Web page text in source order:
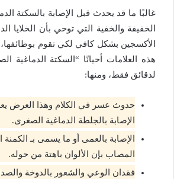
غالبًا ما قد يحدث قبل الإصابة بالسكتة
الخفيفة والخفية التي توحي بأن الخلايا
الأكسجين بشكل كافي لكي تقوم
هذه العلامات أحيانًا “السكتة الدماغية
لدقائق فقط، ومنها:
حدوث عسر في الكلام وهذا العرض
الإصابة بالجلطة الدماغية الصغرى.
الإصابة بالعمى أو ما يسمى بـ
المصاب بإن الألوان باهتة من حوله.
فقدان الوعي والشعور بالدوخة